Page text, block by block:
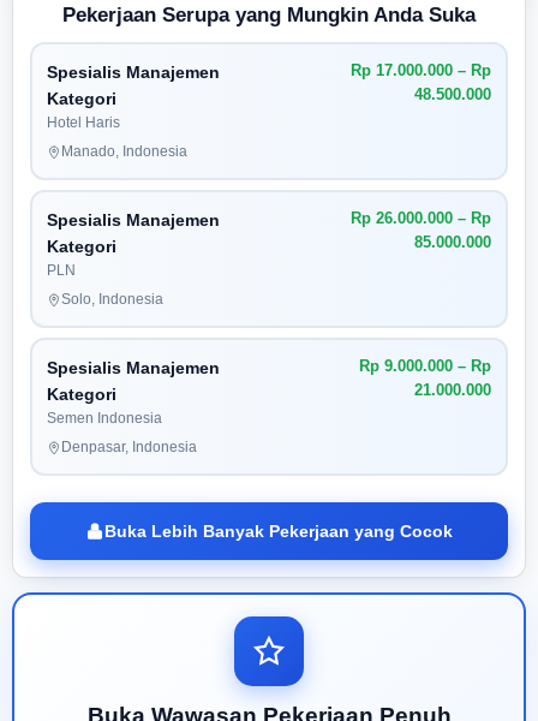
Pekerjaan Serupa yang Mungkin Anda Suka
Spesialis Manajemen
Kategori
Hotel Haris
Rp 17.000.000 – Rp
48.500.000
Manado, Indonesia
Spesialis Manajemen
Kategori
PLN
Rp 26.000.000 – Rp
85.000.000
Solo, Indonesia
Spesialis Manajemen
Kategori
Semen Indonesia
Rp 9.000.000 – Rp
21.000.000
Denpasar, Indonesia
Buka Lebih Banyak Pekerjaan yang Cocok
Buka Wawasan Pekerjaan Penuh